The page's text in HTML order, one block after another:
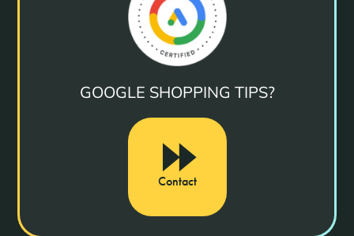
GOOGLE SHOPPING TIPS?
Contact